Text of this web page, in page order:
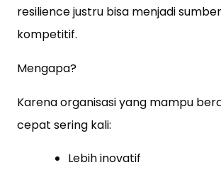
resilience justru bisa menjadi
kompetitif.
Mengapa?
Karena organisasi yang mampu
cepat sering kali:
Lebih inovatif